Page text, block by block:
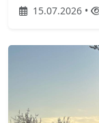
15.07.2026 •